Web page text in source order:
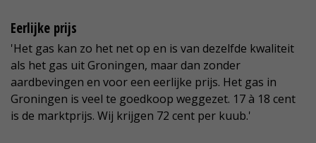
Eerlijke prijs
'Het gas kan zo het net op en is van dezelfde kwaliteit
als het gas uit Groningen, maar dan zonder
aardbevingen en voor een eerlijke prijs. Het gas in
Groningen is veel te goedkoop weggezet. 17 à 18 cent
is de marktprijs. Wij krijgen 72 cent per kuub.'